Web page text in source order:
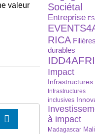
valeur
Sociétal
Entreprise
RICA
durables
Impact
Infrastructures
Infrastructures
inclusives
à impact
Madagascar Mali